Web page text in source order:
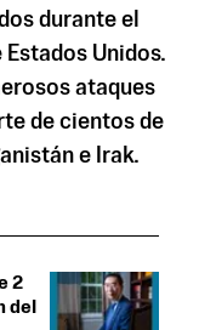
durante el
Unidos.
ataques
de cientos de
e Irak.
2
del